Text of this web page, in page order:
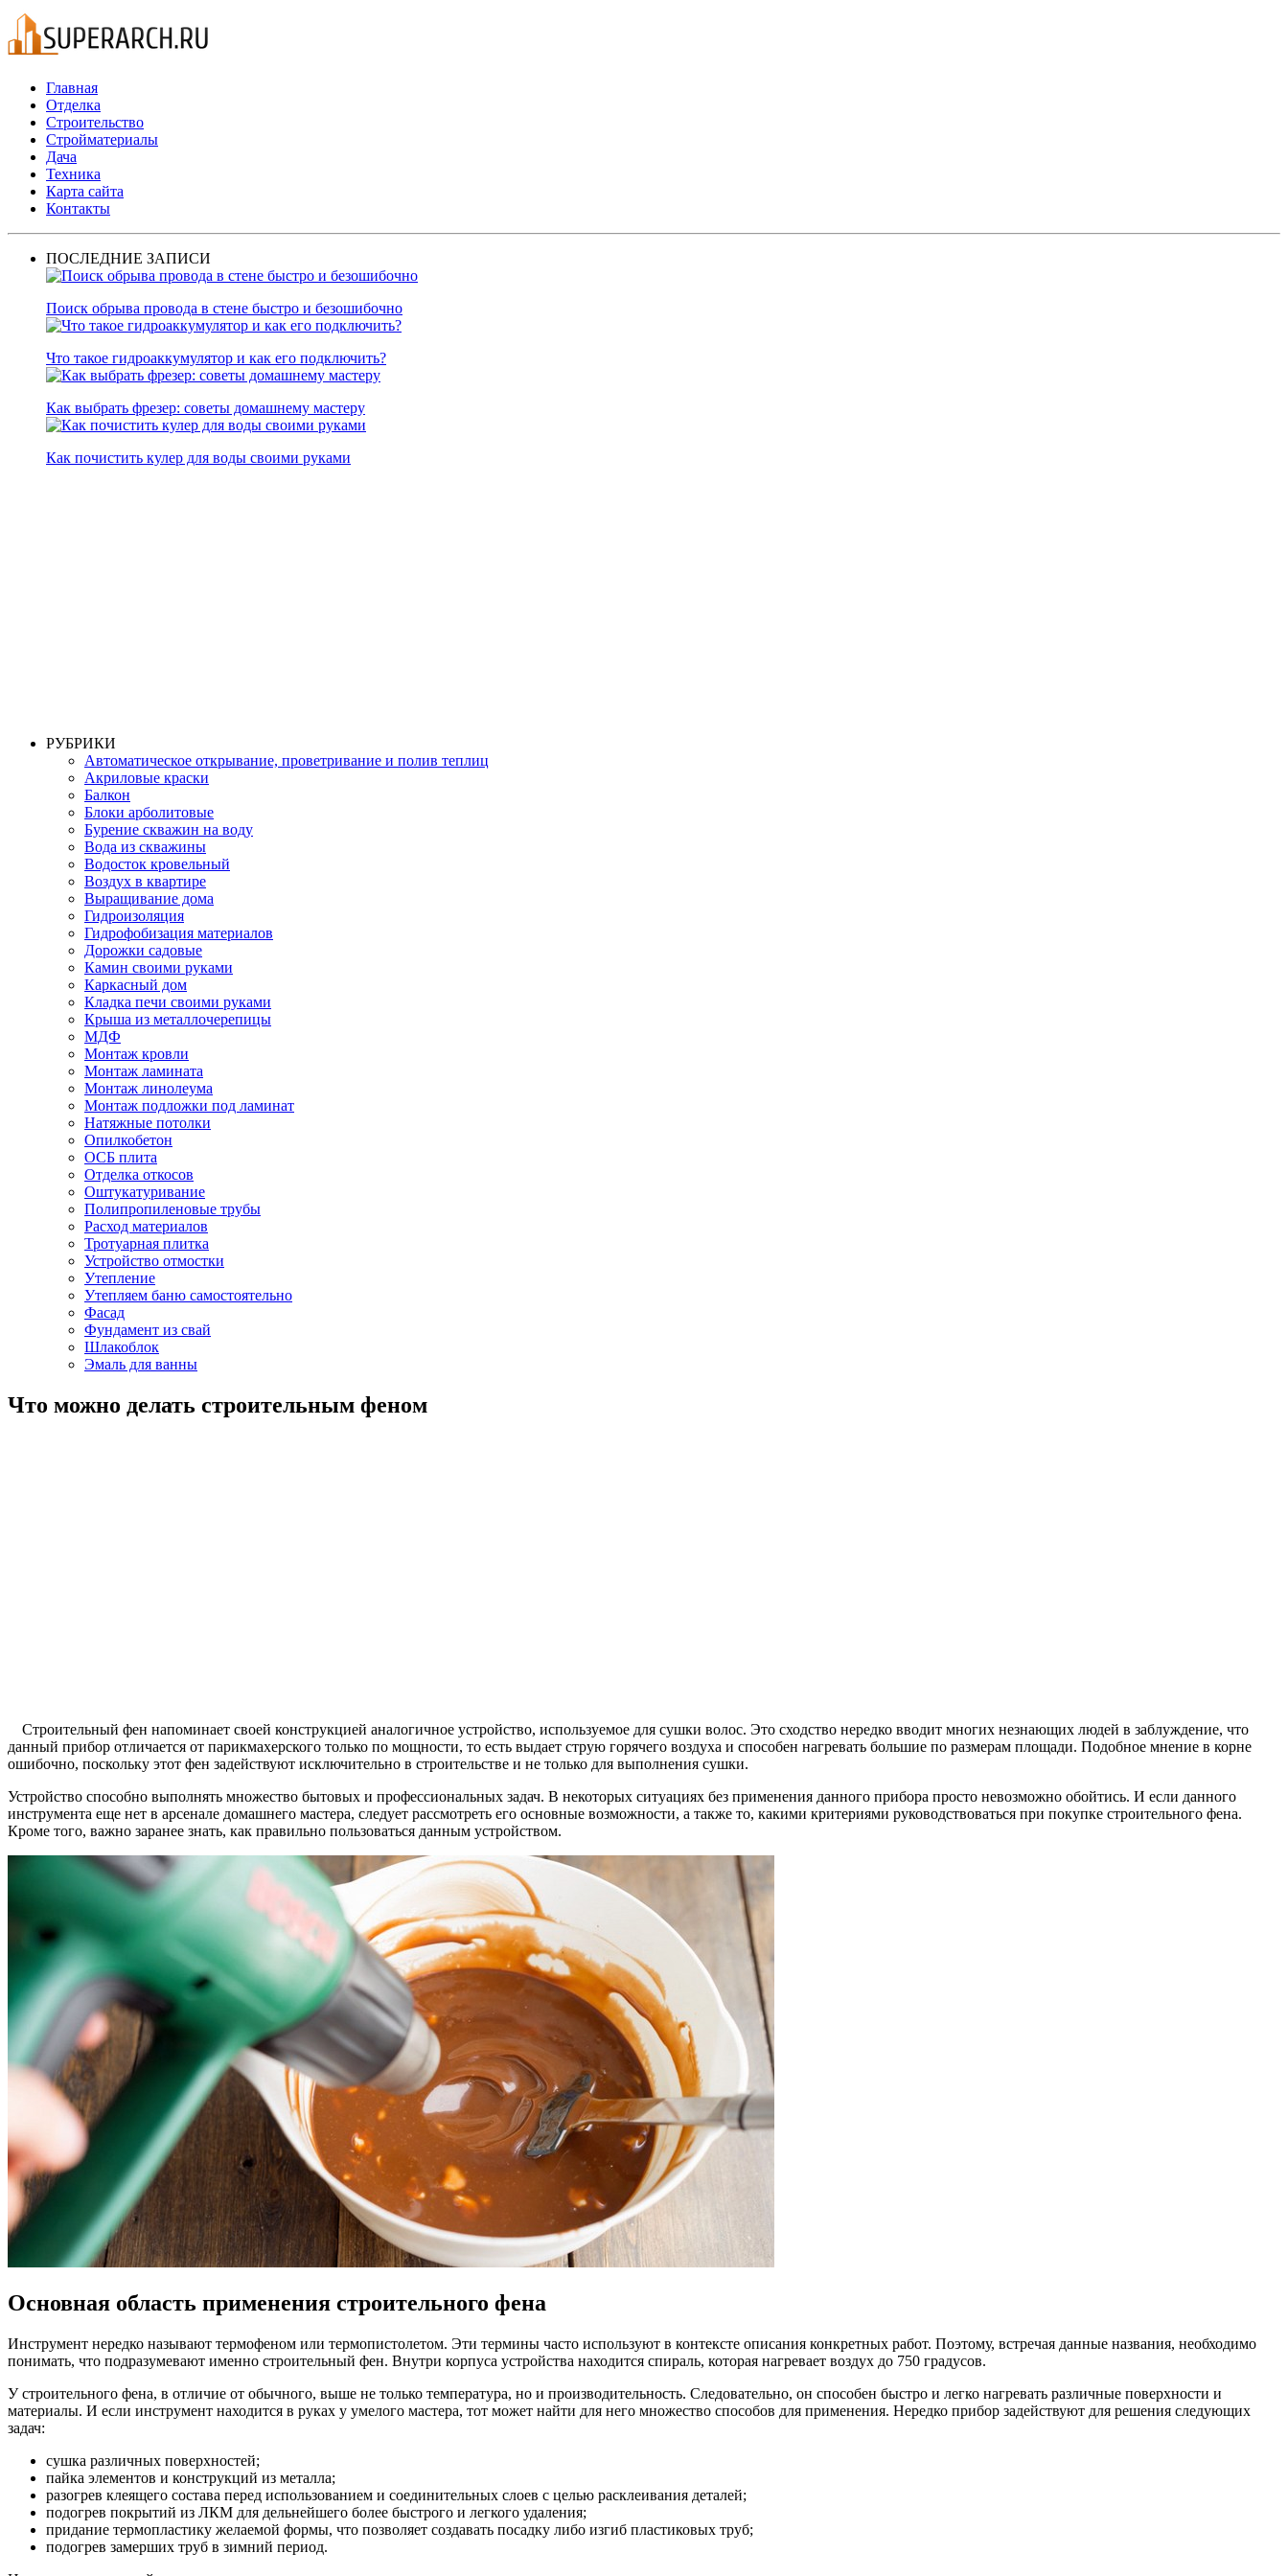
Главная
Отделка
Строительство
Стройматериалы
Дача
Техника
Карта сайта
Контакты
ПОСЛЕДНИЕ ЗАПИСИ
Поиск обрыва провода в стене быстро и безошибочно
Что такое гидроаккумулятор и как его подключить?
Как выбрать фрезер: советы домашнему мастеру
Как почистить кулер для воды своими руками
РУБРИКИ
Автоматическое открывание, проветривание и полив теплиц
Акриловые краски
Балкон
Блоки арболитовые
Бурение скважин на воду
Вода из скважины
Водосток кровельный
Воздух в квартире
Выращивание дома
Гидроизоляция
Гидрофобизация материалов
Дорожки садовые
Камин своими руками
Каркасный дом
Кладка печи своими руками
Крыша из металлочерепицы
МДФ
Монтаж кровли
Монтаж ламината
Монтаж линолеума
Монтаж подложки под ламинат
Натяжные потолки
Опилкобетон
ОСБ плита
Отделка откосов
Оштукатуривание
Полипропиленовые трубы
Расход материалов
Тротуарная плитка
Устройство отмостки
Утепление
Утепляем баню самостоятельно
Фасад
Фундамент из свай
Шлакоблок
Эмаль для ванны
Что можно делать строительным феном
Строительный фен напоминает своей конструкцией аналогичное устройство, используемое для сушки волос. Это сходство нередко вводит многих незнающих людей в заблуждение, что
данный прибор отличается от парикмахерского только по мощности, то есть выдает струю горячего воздуха и способен нагревать большие по размерам площади. Подобное мнение в корне
ошибочно, поскольку этот фен задействуют исключительно в строительстве и не только для выполнения сушки.
Устройство способно выполнять множество бытовых и профессиональных задач. В некоторых ситуациях без применения данного прибора просто невозможно обойтись. И если данного
инструмента еще нет в арсенале домашнего мастера, следует рассмотреть его основные возможности, а также то, какими критериями руководствоваться при покупке строительного фена.
Кроме того, важно заранее знать, как правильно пользоваться данным устройством.
Основная область применения строительного фена
Инструмент нередко называют термофеном или термопистолетом. Эти термины часто используют в контексте описания конкретных работ. Поэтому, встречая данные названия, необходимо
понимать, что подразумевают именно строительный фен. Внутри корпуса устройства находится спираль, которая нагревает воздух до 750 градусов.
У строительного фена, в отличие от обычного, выше не только температура, но и производительность. Следовательно, он способен быстро и легко нагревать различные поверхности и
материалы. И если инструмент находится в руках у умелого мастера, тот может найти для него множество способов для применения. Нередко прибор задействуют для решения следующих
задач:
сушка различных поверхностей;
пайка элементов и конструкций из металла;
разогрев клеящего состава перед использованием и соединительных слоев с целью расклеивания деталей;
подогрев покрытий из ЛКМ для дельнейшего более быстрого и легкого удаления;
придание термопластику желаемой формы, что позволяет создавать посадку либо изгиб пластиковых труб;
подогрев замерших труб в зимний период.